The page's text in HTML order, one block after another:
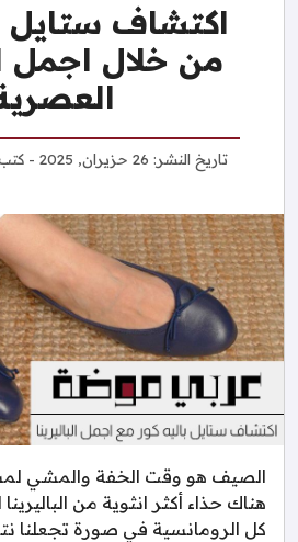
اكتشاف ستايل
من خلال اجمل
تاريخ النشر: 26 حزيران, 2025 -
الصيف هو وقت الخفة والمشي
هناك حذاء أكثر انثوية من
كل الرومانسية في صورة تجعلنا